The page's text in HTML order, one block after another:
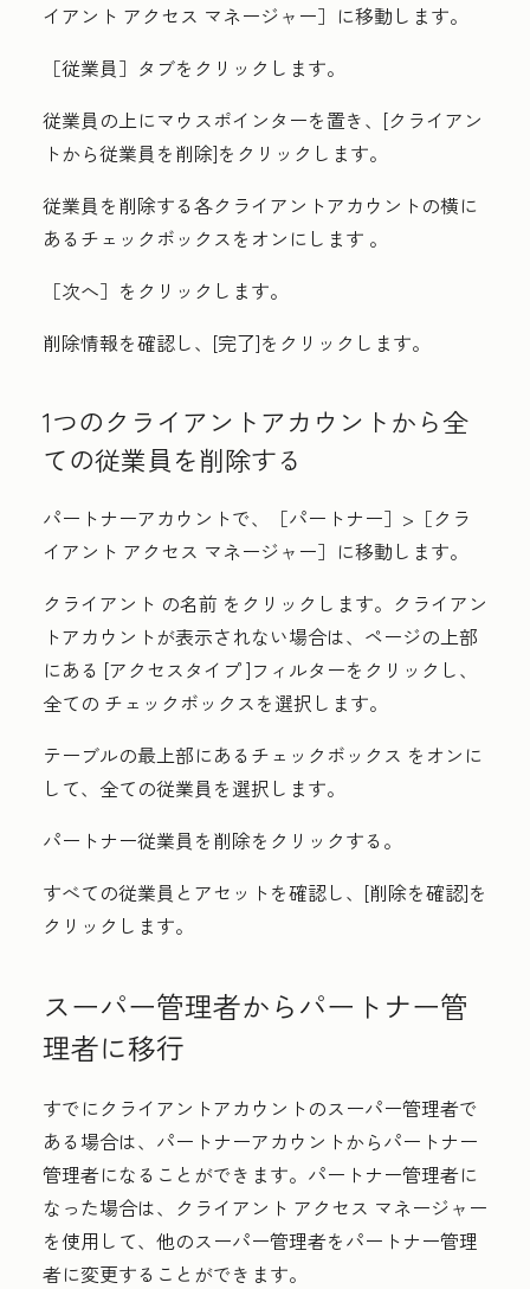
イアント アクセス マネージャー］に移動します。
［従業員］タブをクリックします。
従業員の上にマウスポインターを置き、[クライアン
トから従業員を削除]をクリックします。
従業員を削除する各クライアントアカウントの横に
あるチェックボックスをオンにします 。
［次へ］ をクリックします。
削除情報を確認し、[完了]をクリックします。
1つのクライアントアカウントから全
ての従業員を削除する
パートナーアカウントで、［パートナー］>［クラ
イアント アクセス マネージャー］に移動します。
クライアント の名前 をクリックします。クライアン
トアカウントが表示されない場合は、ページの上部
にある [アクセスタイプ]フィルターをクリックし、
全ての チェックボックスを選択します。
テーブルの最上部にあるチェックボックス をオンに
して、全ての従業員を選択します。
パートナー従業員を削除をクリックする。
すべての従業員とアセットを確認し、[削除を確認]を
クリックします。
スーパー管理者からパートナー管
理者に移行
すでにクライアントアカウントのスーパー管理者で
ある場合は、パートナーアカウントからパートナー
管理者になることができます。パートナー管理者に
なった場合は、クライアント アクセス マネージャー
を使用して、他のスーパー管理者をパートナー管理
者に変更することができます。